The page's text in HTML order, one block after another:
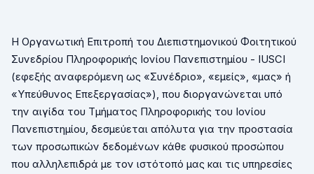
Η Οργανωτική Επιτροπή του Διεπιστημονικού Φοιτητικού
Συνεδρίου Πληροφορικής Ιονίου Πανεπιστημίου - IUSCI
(εφεξής αναφερόμενη ως «Συνέδριο», «εμείς», «μας» ή
«Υπεύθυνος Επεξεργασίας»), που διοργανώνεται υπό
την αιγίδα του Τμήματος Πληροφορικής του Ιονίου
Πανεπιστημίου, δεσμεύεται απόλυτα για την προστασία
των προσωπικών δεδομένων κάθε φυσικού προσώπου
που αλληλεπιδρά με τον ιστότοπό μας και τις υπηρεσίες